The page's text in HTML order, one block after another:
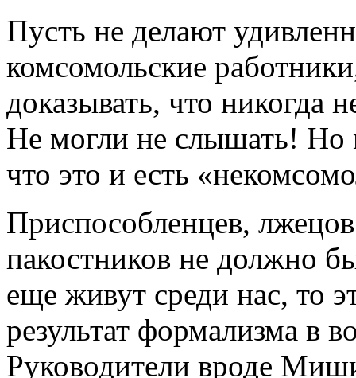
Пусть не делают
комсомольские
доказывать, что никогда
Не могли не слышать! Но
что это и есть
Приспособленцев,
пакостников не должно
еще живут среди нас, то
результат формализма в
Руководители вроде